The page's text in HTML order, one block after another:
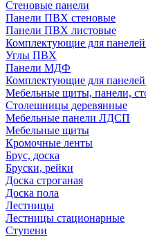
Стеновые панели
Панели ПВХ стеновые
Панели ПВХ листовые
Комплектующие для
Углы ПВХ
Панели МДФ
Комплектующие для
Мебельные щиты, панели,
Столешницы деревянные
Мебельные панели ЛДСП
Мебельные щиты
Кромочные ленты
Брус, доска
Бруски, рейки
Доска строганая
Доска пола
Лестницы
Лестницы стационарные
Ступени